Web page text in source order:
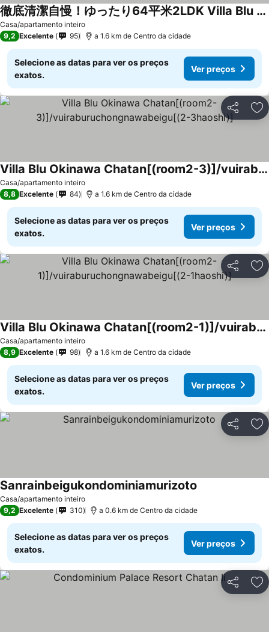
Casa/apartamento inteiro
徹底清潔自慢！ゆったり64平米2LDK Villa Blu Okinawa Chatan 3-2
Ver preços
9,2 Excelente 95 a 1.6 km de Centro da cidade
Selecione as datas para ver os preços
exatos.
Ver preços
Partilhar
Casa/apartamento inteiro
Villa Blu Okinawa Chatan[(room2-3)]/vuiraburuchongnawabeigu[(2-3haoshi)]
Ver preços
8,8 Excelente 84 a 1.6 km de Centro da cidade
Selecione as datas para ver os preços
exatos.
Ver preços
Partilhar
Casa/apartamento inteiro
Villa Blu Okinawa Chatan[(room2-1)]/vuiraburuchongnawabeigu[(2-1haoshi)]
Ver preços
8,9 Excelente 98 a 1.6 km de Centro da cidade
Selecione as datas para ver os preços
exatos.
Ver preços
Partilhar
Casa/apartamento inteiro
Sanrainbeigukondominiamurizoto
9,2 Excelente 310 a 0.6 km de Centro da cidade
Selecione as datas para ver os preços
exatos.
Ver preços
Partilhar